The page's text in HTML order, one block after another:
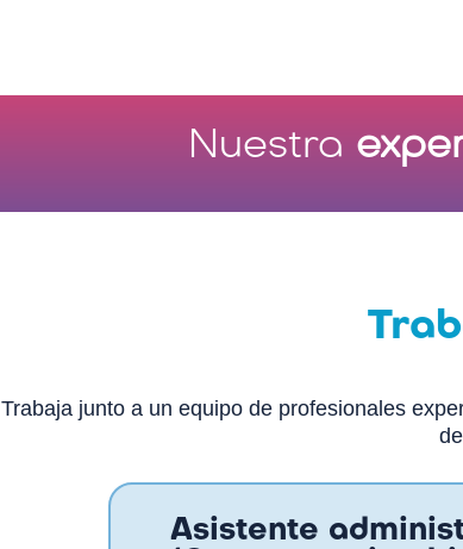
Nuestra
Trabaja junto a un equipo de profesionales
Asistente